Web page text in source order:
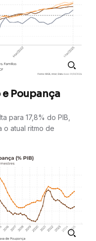
Poupança
para 17,8% do PIB,
o atual ritmo de